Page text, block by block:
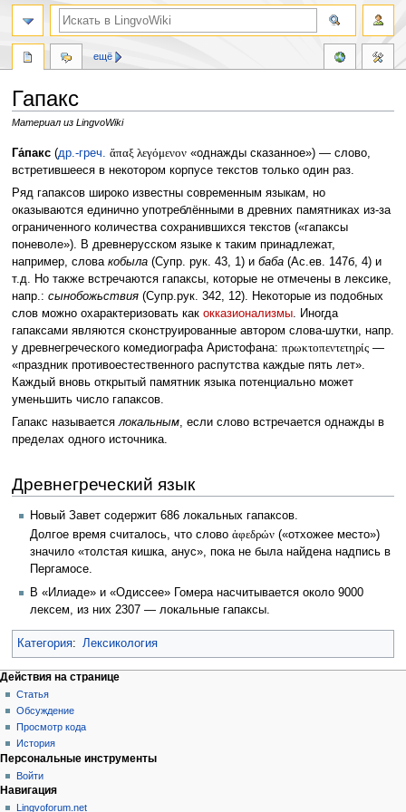
Гапакс
Материал из LingvoWiki
Перейти
к
навигации
Перейти
к
поиску
Га́пакс(др.-греч. ἅπαξ λεγόμενον«однажды сказанное») — слово,
встретившееся в некотором корпусе текстов только один раз.
Ряд гапаксов широко известны современным языкам, но
оказываются единично употреблёнными в древних памятниках из-за
ограниченного количества сохранившихся текстов («гапаксы
поневоле»). В древнерусском языке к таким принадлежат,
например, слова кобыла(Супр. рук. 43, 1) и баба(Ас.ев. 147б, 4) и
т.д. Но также встречаются гапаксы, которые не отмечены в лексике,
напр.: сынобожьствия(Супр.рук. 342, 12). Некоторые из подобных
слов можно охарактеризовать как окказионализмы. Иногда
гапаксами являются сконструированные автором слова-шутки, напр.
у древнегреческого комедиографа Аристофана: πρωκτοπεντετηρίς—
«праздник противоестественного распутства каждые пять лет».
Каждый вновь открытый памятник языка потенциально может
уменьшить число гапаксов.
Гапакс называетсялокальным, если слово встречается однажды в
пределах одного источника.
Древнегреческий язык
Новый Завет содержит 686 локальных гапаксов.
Долгое время считалось, что слово ἀφεδρών («отхожее место»)
значило «толстая кишка, анус», пока не была найдена надпись в
Пергамосе.
В «Илиаде» и «Одиссее» Гомера насчитывается около 9000
лексем, из них 2307 — локальные гапаксы.
Категория: Лексикология
Действия на странице
Статья
Обсуждение
Просмотр кода
История
ещё
Персональные инструменты
Войти
Навигация
Lingvoforum.net